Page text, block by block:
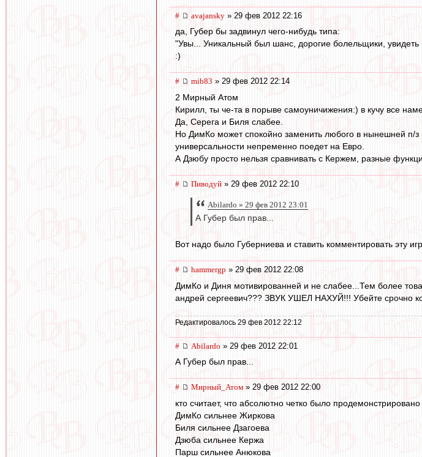
# avajansky » 29 фев 2012 22:16
да, Губер бы задвинул чего-нибудь типа:
"Увы... Уникальный был шанс, дорогие болельщики,
:)
# mib83 » 29 фев 2012 22:14
2 Мирный Атом
Кирилл, ты че-та в порыве самоуничижения:) в кучу все
Да, Серега и Биля слабее.
Но ДимКо может спокойно заменить любого в нынешней п/
универсальности непременно поедет на Евро.
А Дзюбу просто нельзя сравнивать с Кержем, разные
# Пиводуй » 29 фев 2012 22:10
Abilardo » 29 фев 2012 23:01
А Губер был прав...
Вот надо было Губерниева и ставить комментировать эту
# hammergp » 29 фев 2012 22:08
ДимКо и Диня мотивированней и не слабее...Тем более
андрей сергеевич??? ЗВУК УШЕЛ НАХУЙ!!! Убейте
Редактировалось 29 фев 2012 22:12
# Abilardo » 29 фев 2012 22:01
А Губер был прав...
# Мирный_Атом » 29 фев 2012 22:00
кто считает, что абсолютно четко было
ДимКо сильнее Жиркова
Биля сильнее Дзагоева
Дзюба сильнее Кержа
Парш сильнее Анюкова